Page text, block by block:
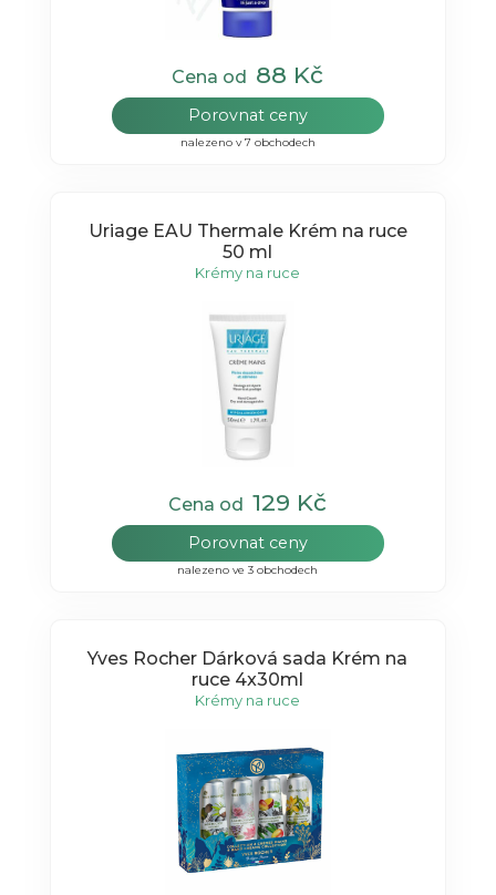
Cena od 88 Kč
Porovnat ceny
nalezeno v 7 obchodech
Uriage EAU Thermale Krém na ruce
50 ml
Krémy na ruce
Cena od 129 Kč
Porovnat ceny
nalezeno ve 3 obchodech
Yves Rocher Dárková sada Krém na
ruce 4x30ml
Krémy na ruce